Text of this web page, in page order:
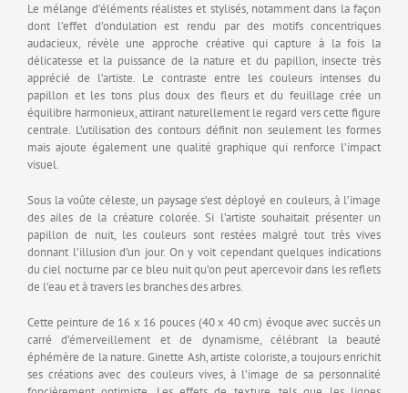
Le mélange d’éléments réalistes et stylisés, notamment dans la façon
dont l’effet d’ondulation est rendu par des motifs concentriques
audacieux, révèle une approche créative qui capture à la fois la
délicatesse et la puissance de la nature et du papillon, insecte très
apprécié de l’artiste. Le contraste entre les couleurs intenses du
papillon et les tons plus doux des fleurs et du feuillage crée un
équilibre harmonieux, attirant naturellement le regard vers cette figure
centrale. L’utilisation des contours définit non seulement les formes
mais ajoute également une qualité graphique qui renforce l’impact
visuel.
Sous la voûte céleste, un paysage s’est déployé en couleurs, à l’image
des ailes de la créature colorée. Si l’artiste souhaitait présenter un
papillon de nuit, les couleurs sont restées malgré tout très vives
donnant l’illusion d’un jour. On y voit cependant quelques indications
du ciel nocturne par ce bleu nuit qu’on peut apercevoir dans les reflets
de l’eau et à travers les branches des arbres.
Cette peinture de 16 x 16 pouces (40 x 40 cm) évoque avec succès un
carré d’émerveillement et de dynamisme, célébrant la beauté
éphémère de la nature. Ginette Ash, artiste coloriste, a toujours enrichit
ses créations avec des couleurs vives, à l’image de sa personnalité